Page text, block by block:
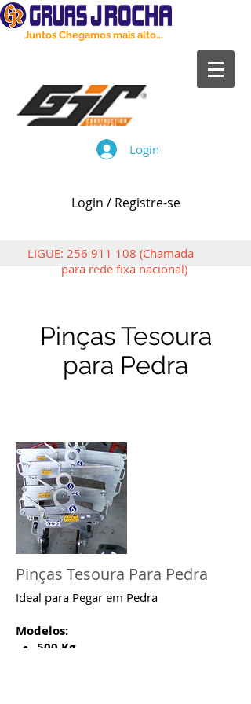
Juntos Chegamos mais alto...
Login
Login / Registre-se
LIGUE: 256 911 108 (Chamada
para rede fixa nacional)
Pinças Tesoura
para Pedra
Pinças Tesoura Para Pedra
Ideal para Pegar em Pedra
Modelos:
500 Kg